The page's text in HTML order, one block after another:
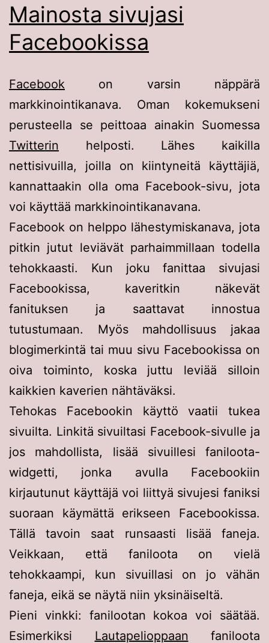
Mainosta sivujasi
Facebookissa
Facebook on varsin näppärä
markkinointikanava. Oman kokemukseni
perusteella se peittoaa ainakin Suomessa
Twitterin helposti. Lähes kaikilla
nettisivuilla, joilla on kiintyneitä käyttäjiä,
kannattaakin olla oma Facebook-sivu, jota
voi käyttää markkinointikanavana.
Facebook on helppo lähestymiskanava, jota
pitkin jutut leviävät parhaimmillaan todella
tehokkaasti. Kun joku fanittaa sivujasi
Facebookissa, kaveritkin näkevät
fanituksen ja saattavat innostua
tutustumaan. Myös mahdollisuus jakaa
blogimerkintä tai muu sivu Facebookissa on
oiva toiminto, koska juttu leviää silloin
kaikkien kaverien nähtäväksi.
Tehokas Facebookin käyttö vaatii tukea
sivuilta. Linkitä sivuiltasi Facebook-sivulle ja
jos mahdollista, lisää sivuillesi faniloota-
widgetti, jonka avulla Facebookiin
kirjautunut käyttäjä voi liittyä sivujesi faniksi
suoraan käymättä erikseen Facebookissa.
Tällä tavoin saat runsaasti lisää faneja.
Veikkaan, että faniloota on vielä
tehokkaampi, kun sivuillasi on jo vähän
faneja, eikä se näytä niin yksinäiseltä.
Pieni vinkki: fanilootan kokoa voi säätää.
Esimerkiksi Lautapelioppaan faniloota